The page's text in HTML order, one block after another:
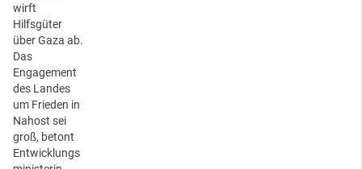
wirft
Hilfsgüter
über Gaza ab.
Das
Engagement
des Landes
um Frieden in
Nahost sei
groß, betont
Entwicklungs